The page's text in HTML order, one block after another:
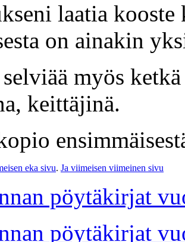
laatia kooste
on ainakin
selviää myös
keittäjinä.
eka sivu. Ja viimeisen viimeinen sivu
pöytäkirjat
pöytäkirjat